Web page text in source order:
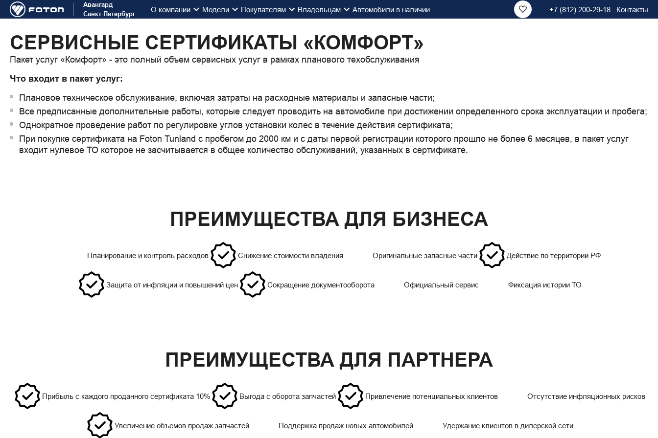
Авангард
Санкт-Петербург
О компании Модели Покупателям Владельцам Автомобили в наличии +7 (812) 200-29-18 Контакты
Сервисный сертификат
СЕРВИСНЫЕ СЕРТИФИКАТЫ «КОМФОРТ»
Пакет услуг «Комфорт» - это полный объем сервисных услуг в рамках планового техобслуживания
Что входит в пакет услуг:
Плановое техническое обслуживание, включая затраты на расходные материалы и запасные части;
Все предписанные дополнительные работы, которые следует проводить на автомобиле при достижении определенного срока эксплуатации и пробега;
Однократное проведение работ по регулировке углов установки колес в течение действия сертификата;
При покупке сертификата на Foton Tunland с пробегом до 2000 км и с даты первой регистрации которого прошло не более 6 месяцев, в пакет услуг
входит нулевое ТО которое не засчитывается в общее количество обслуживаний, указанных в сертификате.
ПРЕИМУЩЕСТВА ДЛЯ БИЗНЕСА
Планирование и контроль расходов Снижение стоимости владения Оригинальные запасные части Действие по территории РФ
Защита от инфляции и повышений цен Сокращение документооборота Официальный сервис Фиксация истории ТО
ПРЕИМУЩЕСТВА ДЛЯ ПАРТНЕРА
Прибыль с каждого проданного сертификата 10% Выгода с оборота запчастей Привлечение потенциальных клиентов Отсутствие инфляционных рисков
Увеличение объемов продаж запчастей Поддержка продаж новых автомобилей Удержание клиентов в дилерской сети